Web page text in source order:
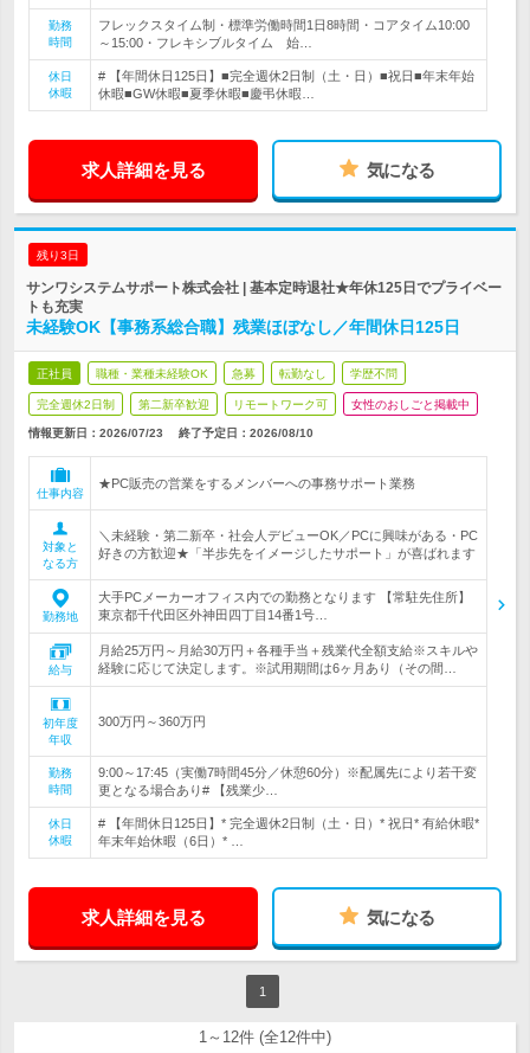
勤務
時間
フレックスタイム制・標準労働時間1日8時間・コアタイム10:00
～15:00・フレキシブルタイム 始…
休日
休暇
# 【年間休日125日】■完全週休2日制（土・日）■祝日■年末年始
休暇■GW休暇■夏季休暇■慶弔休暇…
求人詳細を見る 気になる
残り3日
サンワシステムサポート株式会社 | 基本定時退社★年休125日でプライベー
トも充実
未経験OK【事務系総合職】残業ほぼなし／年間休日125日
正社員 職種・業種未経験OK 急募 転勤なし 学歴不問
完全週休2日制 第二新卒歓迎 リモートワーク可 女性のおしごと掲載中
情報更新日：2026/07/23 終了予定日： 2026/08/10
仕事内容
★PC販売の営業をするメンバーへの事務サポート業務
対象と
なる方
＼未経験・第二新卒・社会人デビューOK／PCに興味がある・PC
好きの方歓迎★「半歩先をイメージしたサポート」が喜ばれます
勤務地
大手PCメーカーオフィス内での勤務となります 【常駐先住所】
東京都千代田区外神田四丁目14番1号…
給与
月給25万円～月給30万円＋各種手当＋残業代全額支給※スキルや
経験に応じて決定します。※試用期間は6ヶ月あり（その間…
初年度
年収
300万円～360万円
勤務
時間
9:00～17:45（実働7時間45分／休憩60分）※配属先により若干変
更となる場合あり# 【残業少…
休日
休暇
# 【年間休日125日】* 完全週休2日制（土・日）* 祝日* 有給休暇*
年末年始休暇（6日）* …
求人詳細を見る 気になる
1
1～12件 (全12件中)